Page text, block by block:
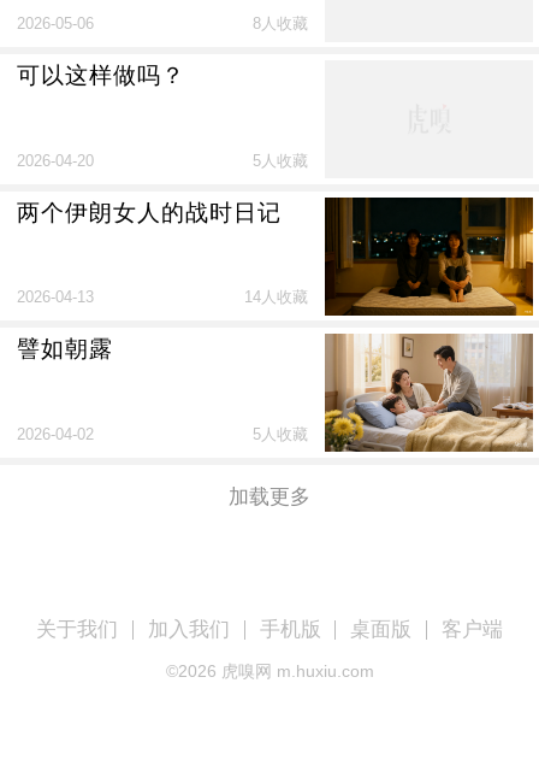
2026-05-06 8人收藏
可以这样做吗？
2026-04-20 5人收藏
两个伊朗女人的战时日记
2026-04-13 14人收藏
譬如朝露
2026-04-02 5人收藏
加载更多
关于我们 加入我们 手机版 桌面版 客户端
©2026 虎嗅网 m.huxiu.com